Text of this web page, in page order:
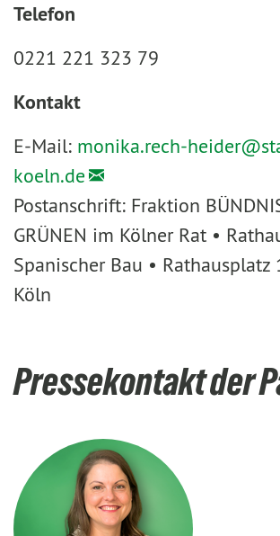
Telefon
0221 221 323 79
Kontakt
E-Mail: monika.rech-heider@
koeln.de
Postanschrift: Fraktion
GRÜNEN im Kölner Rat •
Spanischer Bau • Rathausplatz
Köln
Pressekontakt der